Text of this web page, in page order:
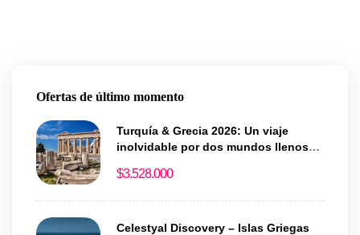
Ofertas de último momento
Turquía & Grecia 2026: Un viaje
inolvidable por dos mundos llenos
$3.528.000
Celestyal Discovery – Islas Griegas